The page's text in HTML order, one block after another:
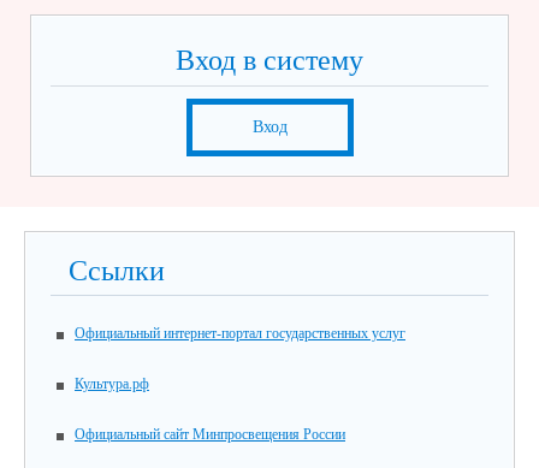
Вход в систему
Вход
Ссылки
Официальный интернет-портал государственных услуг
Культура.рф
Официальный сайт Минпросвещения России